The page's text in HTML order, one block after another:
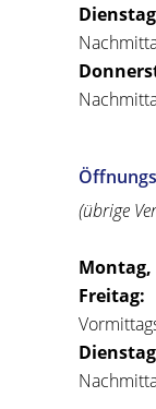
(übrige
Montag,
Freitag: